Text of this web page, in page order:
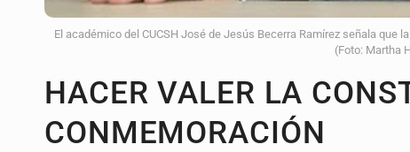
El académico del CUCSH José de Jesús Becerra Ramírez señala que
(Foto: Martha
HACER VALER LA
CONMEMORACIÓN